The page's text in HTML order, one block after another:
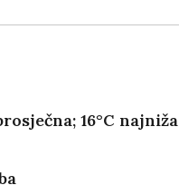
16°C najniža